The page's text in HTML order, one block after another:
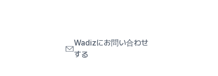
Wadizにお問い合わせ
する